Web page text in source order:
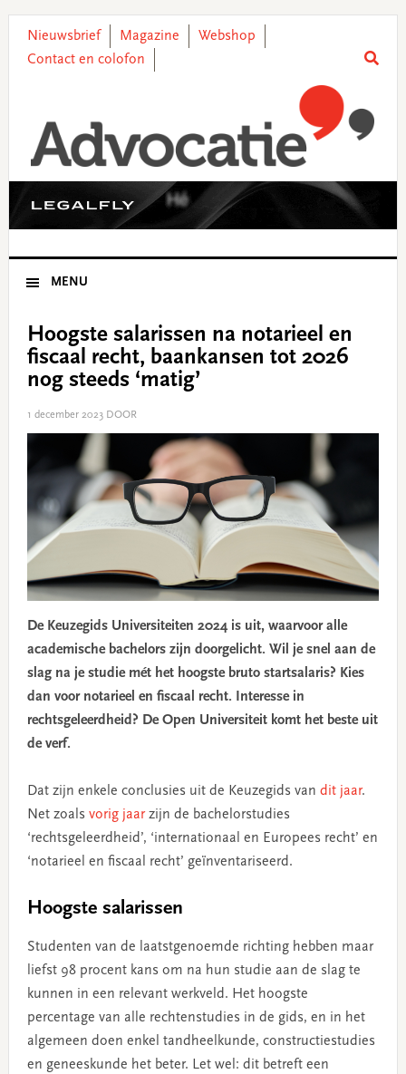
primary
main
primary
footer
Nieuwsbrief Magazine
Webshop
Contact en colofon
MENU
Hoogste salarissen na notarieel en
fiscaal recht, baankansen tot 2026
nog steeds ‘matig’
1 december 2023DOOR
De Keuzegids Universiteiten 2024 is uit, waarvoor alle
academische bachelors zijn doorgelicht. Wil je snel aan de
slag na je studie mét het hoogste bruto startsalaris? Kies
dan voor notarieel en fiscaal recht. Interesse in
rechtsgeleerdheid? De Open Universiteit komt het beste uit
de verf.
Dat zijn enkele conclusies uit de Keuzegids van dit jaar.
Net zoals vorig jaarzijn de bachelorstudies
‘rechtsgeleerdheid’, ‘internationaal en Europees recht’ en
‘notarieel en fiscaal recht’ geïnventariseerd.
Hoogste salarissen
Studenten van de laatstgenoemde richting hebben maar
liefst 98 procent kans om na hun studie aan de slag te
kunnen in een relevant werkveld. Het hoogste
percentage van alle rechtenstudies in de gids, en in het
algemeen doen enkel tandheelkunde, constructiestudies
en geneeskunde het beter. Let wel: dit betreft een